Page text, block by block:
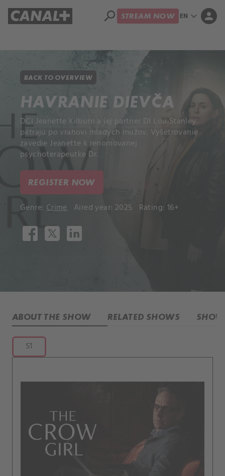
search STREAM NOW EN expand_more person
BACK TO OVERVIEW
HAVRANIE DIEVČA
DCI Jeanette Kilburn a jej partner DI Lou Stanley
pátrajú po vrahovi mladých mužov. Vyšetrovanie
zavedie Jeanette k renomovanej
psychoterapeutke Dr.
REGISTER NOW
Genre: Crime Aired year: 2025 Rating: 16+
ABOUT THE SHOW RELATED SHOWS
S1